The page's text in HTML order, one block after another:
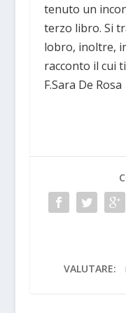
tenuto un
terzo libro. Si
lobro, inoltre,
racconto il cui
F.Sara De Rosa
VALUTARE: